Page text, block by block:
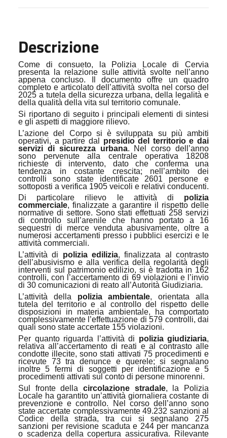
Descrizione
Come di consueto, la Polizia Locale di Cervia
presenta la relazione sulle attività svolte nell’anno
appena concluso. Il documento offre un quadro
completo e articolato dell’attività svolta nel corso del
2025 a tutela della sicurezza urbana, della legalità e
della qualità della vita sul territorio comunale.
Si riportano di seguito i principali elementi di sintesi
e gli aspetti di maggiore rilievo.
L’azione del Corpo si è sviluppata su più ambiti
operativi, a partire dal presidio del territorio e dai
servizi di sicurezza urbana. Nel corso dell’anno
sono pervenute alla centrale operativa 18208
richieste di intervento, dato che conferma una
tendenza in costante crescita; nell’ambito dei
controlli sono state identificate 2601 persone e
sottoposti a verifica 1905 veicoli e relativi conducenti.
Di particolare rilievo le attività di polizia
commerciale, finalizzate a garantire il rispetto delle
normative di settore. Sono stati effettuati 258 servizi
di controllo sull’arenile che hanno portato a 16
sequestri di merce venduta abusivamente, oltre a
numerosi accertamenti presso i pubblici esercizi e le
attività commerciali.
L’attività di polizia edilizia, finalizzata al contrasto
dell’abusivismo e alla verifica della regolarità degli
interventi sul patrimonio edilizio, si è tradotta in 162
controlli, con l’accertamento di 69 violazioni e l’invio
di 30 comunicazioni di reato all’Autorità Giudiziaria.
L’attività della polizia ambientale, orientata alla
tutela del territorio e al controllo del rispetto delle
disposizioni in materia ambientale, ha comportato
complessivamente l’effettuazione di 579 controlli, dai
quali sono state accertate 155 violazioni.
Per quanto riguarda l’attività di polizia giudiziaria,
relativa all’accertamento di reati e al contrasto alle
condotte illecite, sono stati attivati 75 procedimenti e
ricevute 73 tra denunce e querele; si segnalano
inoltre 5 fermi di soggetti per identificazione e 5
procedimenti attivati sul conto di persone minorenni.
Sul fronte della circolazione stradale, la Polizia
Locale ha garantito un’attività giornaliera costante di
prevenzione e controllo. Nel corso dell’anno sono
state accertate complessivamente 49.232 sanzioni al
Codice della strada, tra cui si segnalano 275
sanzioni per revisione scaduta e 244 per mancanza
o scadenza della copertura assicurativa. Rilevante